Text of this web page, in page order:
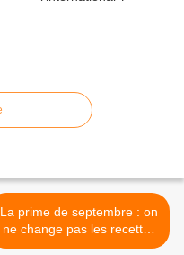
La prime de septembre : on
ne change pas les recettes
qui gagnent >